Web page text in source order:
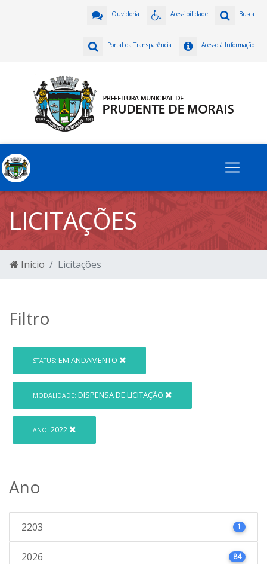
Busca
Acessibilidade
Ouvidoria
Acesso à Informação
Portal da Transparência
LICITAÇÕES
Início Licitações
Filtro
STATUS: EM ANDAMENTO
MODALIDADE: DISPENSA DE LICITAÇÃO
ANO: 2022
Ano
2203 1
2026 84